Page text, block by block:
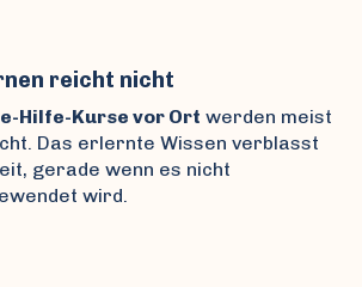
reicht nicht
Hilfe-Kurse vor Ort werden meist
Das erlernte Wissen verblasst
gerade wenn es nicht
wird.